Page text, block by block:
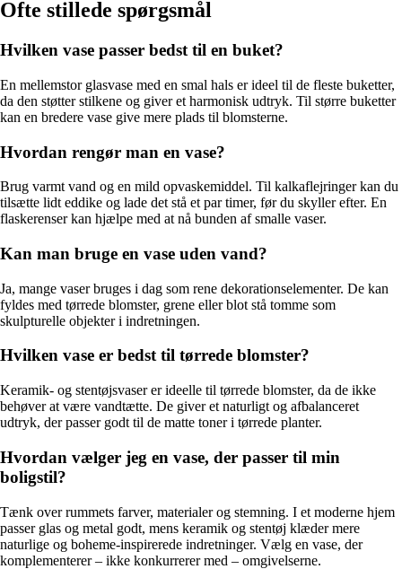
Ofte stillede spørgsmål
Hvilken vase passer bedst til en buket?
En mellemstor glasvase med en smal hals er ideel til de fleste buketter,
da den støtter stilkene og giver et harmonisk udtryk. Til større buketter
kan en bredere vase give mere plads til blomsterne.
Hvordan rengør man en vase?
Brug varmt vand og en mild opvaskemiddel. Til kalkaflejringer kan du
tilsætte lidt eddike og lade det stå et par timer, før du skyller efter. En
flaskerenser kan hjælpe med at nå bunden af smalle vaser.
Kan man bruge en vase uden vand?
Ja, mange vaser bruges i dag som rene dekorationselementer. De kan
fyldes med tørrede blomster, grene eller blot stå tomme som
skulpturelle objekter i indretningen.
Hvilken vase er bedst til tørrede blomster?
Keramik- og stentøjsvaser er ideelle til tørrede blomster, da de ikke
behøver at være vandtætte. De giver et naturligt og afbalanceret
udtryk, der passer godt til de matte toner i tørrede planter.
Hvordan vælger jeg en vase, der passer til min
boligstil?
Tænk over rummets farver, materialer og stemning. I et moderne hjem
passer glas og metal godt, mens keramik og stentøj klæder mere
naturlige og boheme-inspirerede indretninger. Vælg en vase, der
komplementerer – ikke konkurrerer med – omgivelserne.